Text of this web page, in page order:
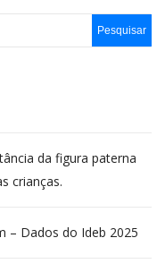
da figura paterna
crianças.
– Dados do Ideb 2025